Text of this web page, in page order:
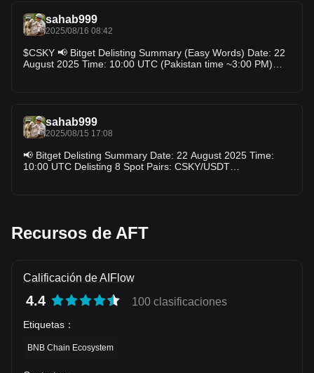
kake da su kafin 22 November 2025 (ko da yaushe),
musamman TSTBSC ajin Margin.
sahab999
2025/08/16 08:42
$CSKY 📢 Bitget Delisting Summary (Easy Words) Date: 22
August 2025 Time: 10:00 UTC (Pakistan time ~3:00 PM)
sahab999
2025/08/15 17:08
📢 Bitget Delisting Summary Date: 22 August 2025 Time:
10:00 UTC Delisting 8 Spot Pairs: CSKY/USDT
Recursos de AFT
Calificación de AIFlow
4.4 100 clasificaciones
Etiquetas ：
BNB Chain Ecosystem